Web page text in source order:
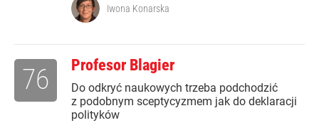
Iwona Konarska
Profesor Blagier
Do odkryć naukowych trzeba podchodzić
z podobnym sceptycyzmem jak do deklaracji
polityków
76